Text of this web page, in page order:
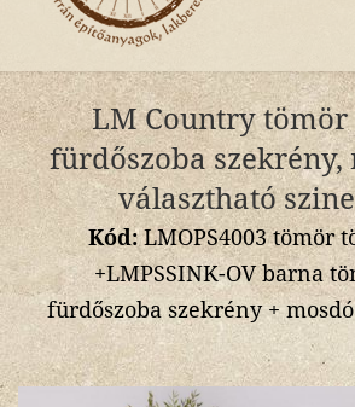
LM Country tömör
fürdőszoba szekrény,
választható
Kód:LMOPS4003 tömör
+LMPSSINK-OV barna
fürdőszoba szekrény +